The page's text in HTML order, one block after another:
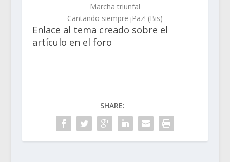
Marcha triunfal
Cantando siempre ¡Paz! (Bis)
Enlace al tema creado sobre el
artículo en el foro
SHARE: